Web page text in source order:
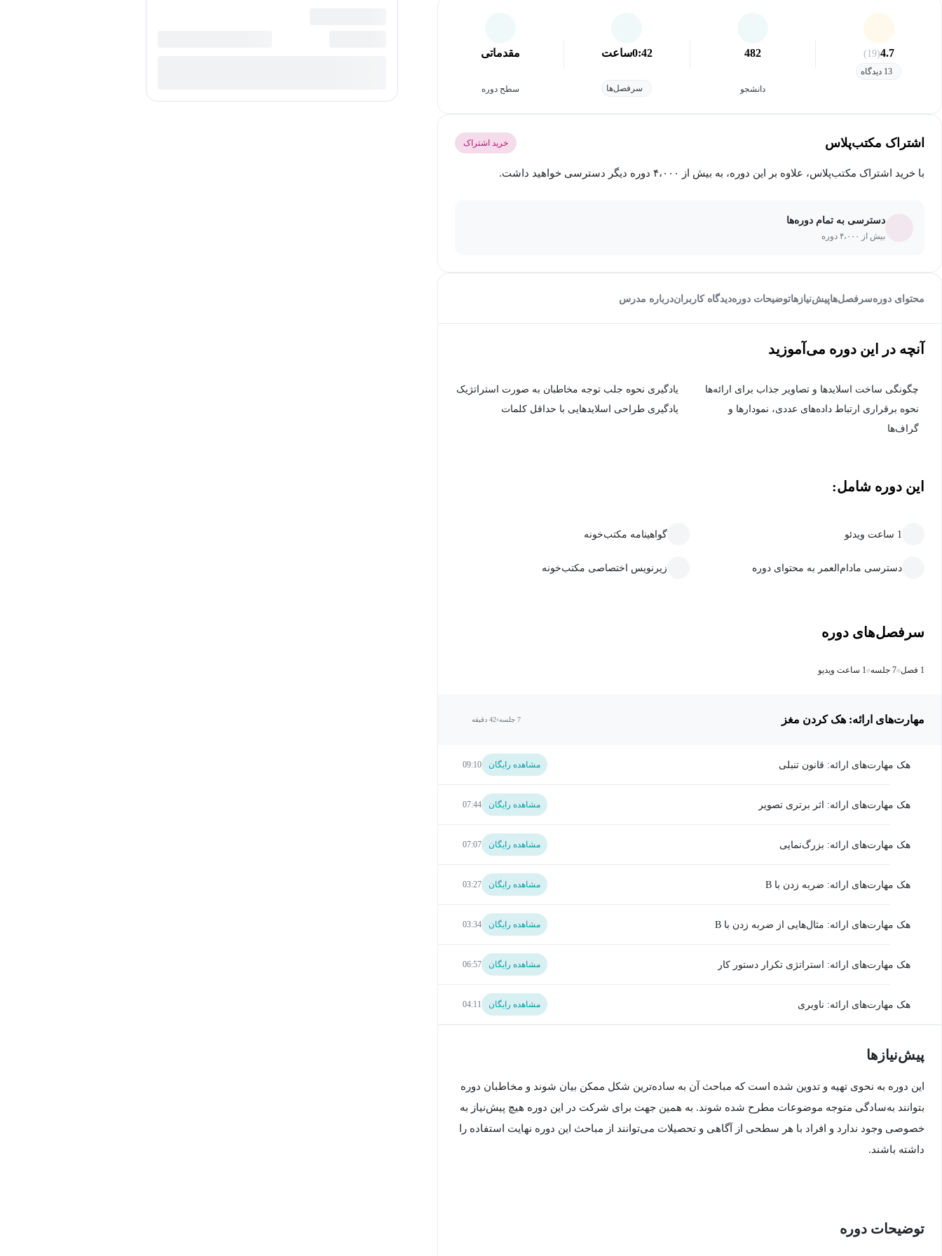
4.7
(19)
13 دیدگاه
482
دانشجو
0:42ساعت
سرفصل‌ها
مقدماتی
سطح دوره
اشتراک مکتب‌پلاس خرید اشتراک
با خرید اشتراک مکتب‌پلاس، علاوه بر این دوره، به بیش از ۴،۰۰۰ دوره دیگر دسترسی خواهید داشت.
دسترسی به تمام دوره‌ها
بیش از ۴،۰۰۰ دوره
محتوای دورهسرفصل‌هاپیش‌نیاز‌هاتوضیحات دورهدیدگاه کاربراندرباره مدرس
آنچه در این دوره می‌آموزید
چگونگی ساخت اسلایدها و تصاویر جذاب برای ارائه‌ها
یادگیری نحوه جلب توجه مخاطبان به صورت استراتژیک
نحوه برقراری ارتباط داده‌های عددی، نمودارها و
گراف‌ها
یادگیری طراحی اسلاید‌هایی با حداقل کلمات
این دوره شامل:
1 ساعت ویدئو گواهینامه مکتب‌خونه
دسترسی مادام‌العمر به محتوای دوره زیرنویس اختصاصی مکتب‌خونه
سرفصل‌های دوره
1 فصل 7 جلسه 1 ساعت ویدیو
مهارت‌های ارائه: هک کردن مغز 7 جلسه 42 دقیقه
هک مهارت‌های ارائه: قانون تنبلی مشاهده رایگان 09:10
هک مهارت‌های ارائه: اثر برتری تصویر مشاهده رایگان 07:44
هک مهارت‌های ارائه: بزرگ‌نمایی مشاهده رایگان 07:07
هک مهارت‌های ارائه: ضربه زدن با B مشاهده رایگان 03:27
هک مهارت‌های ارائه: مثال‌هایی از ضربه زدن با B مشاهده رایگان 03:34
هک مهارت‌های ارائه: استراتژی تکرار دستور کار مشاهده رایگان 06:57
هک مهارت‌های ارائه: ناوبری مشاهده رایگان 04:11
پیش‌نیاز‌ها
این دوره به نحوی تهیه و تدوین شده است که مباحث آن به ساده‌ترین شکل ممکن بیان شوند و مخاطبان دوره
بتوانند به‌سادگی متوجه موضوعات مطرح شده شوند. به همین جهت برای شرکت در این دوره هیچ پیش‌نیاز به
خصوصی وجود ندارد و افراد با هر سطحی از آگاهی و تحصیلات می‌توانند از مباحث این دوره نهایت استفاده را
داشته باشند.
توضیحات دوره